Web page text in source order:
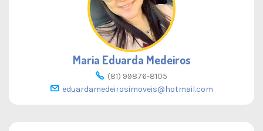
Maria Eduarda Medeiros
(81) 99876-8105
eduardamedeirosimoveis@hotmail.com